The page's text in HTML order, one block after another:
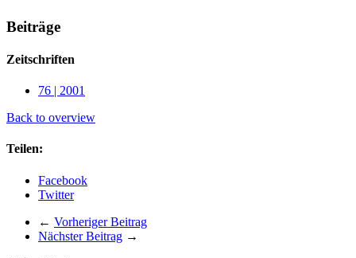
Beiträge
Zeitschriften
76 | 2001
Back to overview
Teilen:
Facebook
Twitter
← Vorheriger Beitrag
Nächster Beitrag →